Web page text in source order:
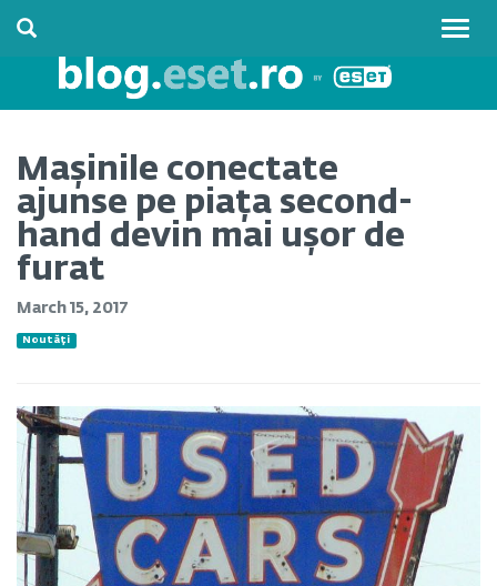
Mașinile conectate
ajunse pe piața second-
hand devin mai ușor de
furat
March 15, 2017
Noutăți